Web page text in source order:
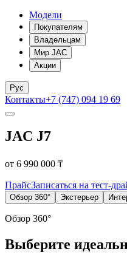
Модели
Покупателям
Владельцам
Мир JAC
Акции
Рус
Контакты+7 (747) 094 19 69
JAC J7
от 6 990 000 ₸
ПрайсЗаписаться на тест-
Обзор 360° Экстерьер
Обзор 360°
Выберите